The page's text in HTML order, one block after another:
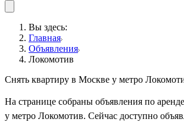
Вы здесь:
Главная
Объявления
Локомотив
Снять квартиру в Москве у метро
На странице собраны объявления по
у метро Локомотив. Сейчас доступно